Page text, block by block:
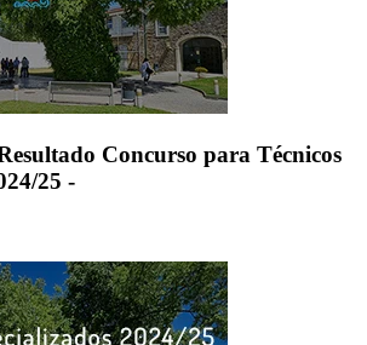
Concurso para Técnicos
25 -